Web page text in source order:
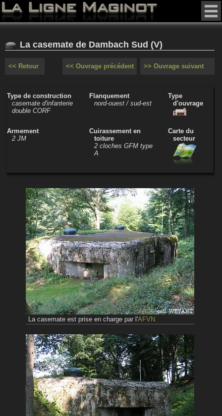
La casemate de Dambach Sud (V)
<< Retour >> Ouvrage suivant
<< Ouvrage précédent
Type de construction
casemate d'infanterie
double CORF
Flanquement
nord-ouest / sud-est
Type
d'ouvrage
Armement
2 JM
Cuirassement en
toiture
2 cloches GFM type
A
Carte du
secteur
La casemate est prise en charge par l'AFVN